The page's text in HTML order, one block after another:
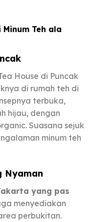
Minum Teh ala
House di Puncak
di rumah teh di
terbuka,
hijau, dengan
Suasana sejuk
minum teh
Nyaman
yang pas
menyediakan
perbukitan.